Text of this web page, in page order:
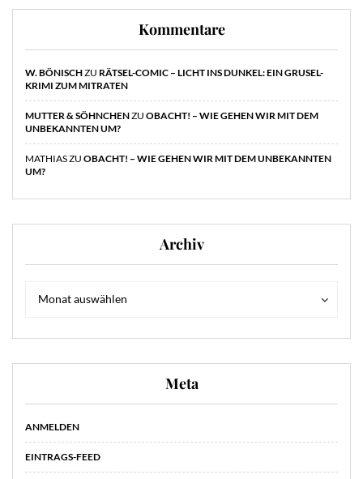
Kommentare
W. BÖNISCHZU RÄTSEL-COMIC – LICHT INS DUNKEL: EIN GRUSEL-
KRIMI ZUM MITRATEN
MUTTER & SÖHNCHENZU OBACHT! – WIE GEHEN WIR MIT DEM
UNBEKANNTEN UM?
MATHIASZU OBACHT! – WIE GEHEN WIR MIT DEM UNBEKANNTEN
UM?
Archiv
Monat auswählen
Meta
ANMELDEN
EINTRAGS-FEED